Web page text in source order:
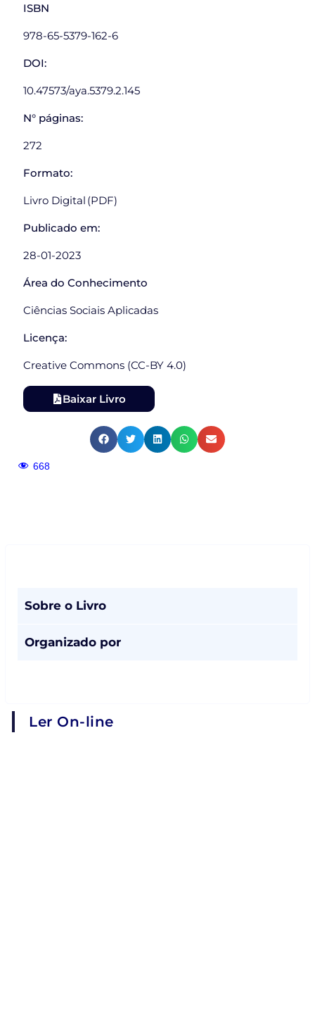
ISBN
978-65-5379-162-6
DOI:
10.47573/aya.5379.2.145
N° páginas:
272
Formato:
Livro Digital (PDF)
Publicado em:
28-01-2023
Área do Conhecimento
Ciências Sociais Aplicadas
Licença:
Creative Commons (CC-BY 4.0)
Baixar Livro
668
Sobre o Livro
Organizado por
Ler On-line